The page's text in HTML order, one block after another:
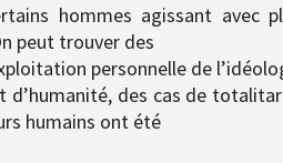
hommes agissant avec
peut trouver des
personnelle de
d’humanité, des cas de
humains ont été